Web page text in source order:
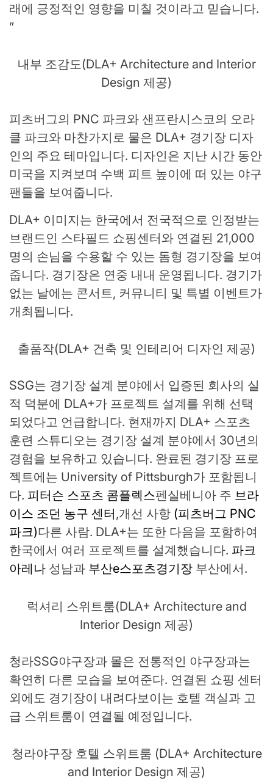
래에 긍정적인 영향을 미칠 것이라고 믿습니다.
”
내부 조감도(DLA+ Architecture and Interior
Design 제공)
피츠버그의 PNC 파크와 샌프란시스코의 오라
클 파크와 마찬가지로 물은 DLA+ 경기장 디자
인의 주요 테마입니다. 디자인은 지난 시간 동안
미국을 지켜보며 수백 피트 높이에 떠 있는 야구
팬들을 보여줍니다.
DLA+ 이미지는 한국에서 전국적으로 인정받는
브랜드인 스타필드 쇼핑센터와 연결된 21,000
명의 손님을 수용할 수 있는 돔형 경기장을 보여
줍니다. 경기장은 연중 내내 운영됩니다. 경기가
없는 날에는 콘서트, 커뮤니티 및 특별 이벤트가
개최됩니다.
출품작(DLA+ 건축 및 인테리어 디자인 제공)
SSG는 경기장 설계 분야에서 입증된 회사의 실
적 덕분에 DLA+가 프로젝트 설계를 위해 선택
되었다고 언급합니다. 현재까지 DLA+ 스포츠
훈련 스튜디오는 경기장 설계 분야에서 30년의
경험을 보유하고 있습니다. 완료된 경기장 프로
젝트에는 University of Pittsburgh가 포함됩니
다. 피터슨 스포츠 콤플렉스펜실베니아 주 브라
이스 조던 농구 센터 ,개선 사항 (피츠버그 PNC
파크)다른 사람. DLA+는 또한 다음을 포함하여
한국에서 여러 프로젝트를 설계했습니다. 파크
아레나 성남과 부산e스포츠경기장 부산에서.
럭셔리 스위트룸(DLA+ Architecture and
Interior Design 제공)
청라SSG야구장과 몰은 전통적인 야구장과는
확연히 다른 모습을 보여준다. 연결된 쇼핑 센터
외에도 경기장이 내려다보이는 호텔 객실과 고
급 스위트룸이 연결될 예정입니다.
청라야구장 호텔 스위트룸 (DLA+ Architecture
and Interior Design 제공)